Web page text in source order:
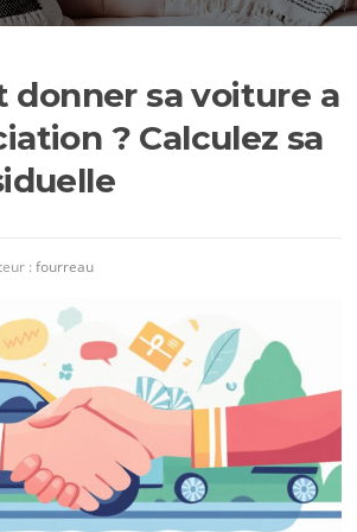
donner sa voiture a
? Calculez sa
:fourreau